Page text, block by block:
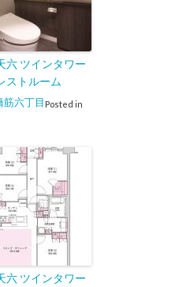
六 ツインタワー
トルーム
Posted in
筋六丁目
六 ツインタワー